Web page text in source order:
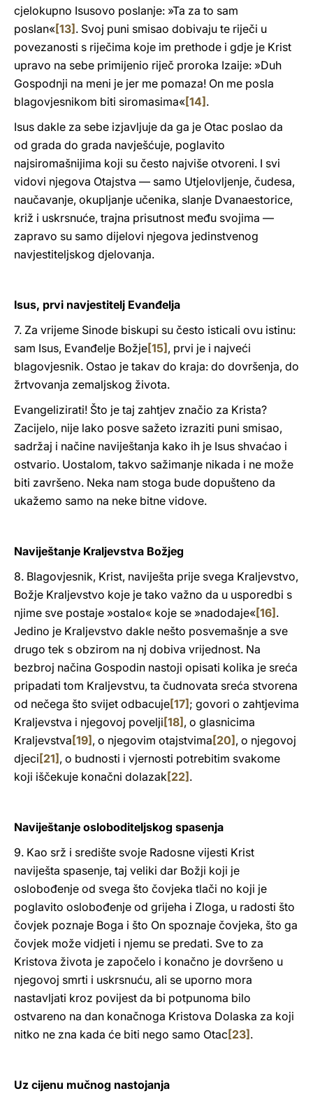
cjelokupno Isusovo poslanje: »Ta za to sam
poslan«[13] . Svoj puni smisao dobivaju te riječi u
povezanosti s riječima koje im prethode i gdje je Krist
upravo na sebe primijenio riječ proroka Izaije: »Duh
Gospodnji na meni je jer me pomaza! On me posla
blagovjesnikom biti siromasima«[14] .
Isus dakle za sebe izjavljuje da ga je Otac poslao da
od grada do grada navješćuje, poglavito
najsiromašnijima koji su često najviše otvoreni. I svi
vidovi njegova Otajstva — samo Utjelovljenje, čudesa,
naučavanje, okupljanje učenika, slanje Dvanaestorice,
križ i uskrsnuće, trajna prisutnost među svojima —
zapravo su samo dijelovi njegova jedinstvenog
navjestiteljskog djelovanja.
Isus, prvi navjestitelj Evanđelja
7. Za vrijeme Sinode biskupi su često isticali ovu istinu:
sam Isus, Evanđelje Božje[15] , prvi je i najveći
blagovjesnik. Ostao je takav do kraja: do dovršenja, do
žrtvovanja zemaljskog života.
Evangelizirati! Što je taj zahtjev značio za Krista?
Zacijelo, nije lako posve sažeto izraziti puni smisao,
sadržaj i načine naviještanja kako ih je Isus shvaćao i
ostvario. Uostalom, takvo sažimanje nikada i ne može
biti završeno. Neka nam stoga bude dopušteno da
ukažemo samo na neke bitne vidove.
Naviještanje Kraljevstva Božjeg
8. Blagovjesnik, Krist, naviješta prije svega Kraljevstvo,
Božje Kraljevstvo koje je tako važno da u usporedbi s
njime sve postaje »ostalo« koje se »nadodaje«[16] .
Jedino je Kraljevstvo dakle nešto posvemašnje a sve
drugo tek s obzirom na nj dobiva vrijednost. Na
bezbroj načina Gospodin nastoji opisati kolika je sreća
pripadati tom Kraljevstvu, ta čudnovata sreća stvorena
od nečega što svijet odbacuje[17] ; govori o zahtjevima
Kraljevstva i njegovoj povelji [18] , o glasnicima
Kraljevstva [19] , o njegovim otajstvima [20] , o njegovoj
djeci [21] , o budnosti i vjernosti potrebitim svakome
koji iščekuje konačni dolazak[22] .
Naviještanje osloboditeljskog spasenja
9. Kao srž i središte svoje Radosne vijesti Krist
naviješta spasenje, taj veliki dar Božji koji je
oslobođenje od svega što čovjeka tlači no koji je
poglavito oslobođenje od grijeha i Zloga, u radosti što
čovjek poznaje Boga i što On spoznaje čovjeka, što ga
čovjek može vidjeti i njemu se predati. Sve to za
Kristova života je započelo i konačno je dovršeno u
njegovoj smrti i uskrsnuću, ali se uporno mora
nastavljati kroz povijest da bi potpunoma bilo
ostvareno na dan konačnoga Kristova Dolaska za koji
nitko ne zna kada će biti nego samo Otac [23] .
Uz cijenu mučnog nastojanja